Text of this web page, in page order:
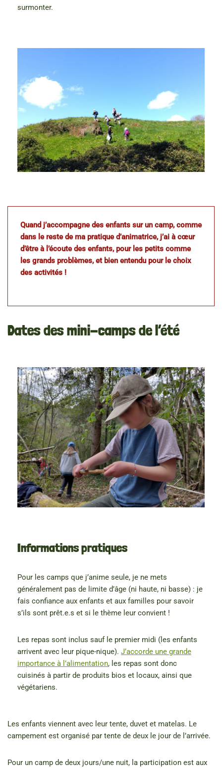
surmonter.
Quand j’accompagne des enfants sur un camp, comme
dans le reste de ma pratique d’animatrice, j’ai à cœur
d’être à l’écoute des enfants, pour les petits comme
les grands problèmes, et bien entendu pour le choix
des activités !
Dates des mini-camps de l’été
Informations pratiques
Pour les camps que j’anime seule, je ne mets
généralement pas de limite d’âge (ni haute, ni basse) : je
fais confiance aux enfants et aux familles pour savoir
s’ils sont prêt.e.s et si le thème leur convient !
Les repas sont inclus sauf le premier midi (les enfants
arrivent avec leur pique-nique). J’accorde une grande
importance à l’alimentation, les repas sont donc
cuisinés à partir de produits bios et locaux, ainsi que
végétariens.
Les enfants viennent avec leur tente, duvet et matelas. Le
campement est organisé par tente de deux le jour de l’arrivée.
Pour un camp de deux jours/une nuit, la participation est aux